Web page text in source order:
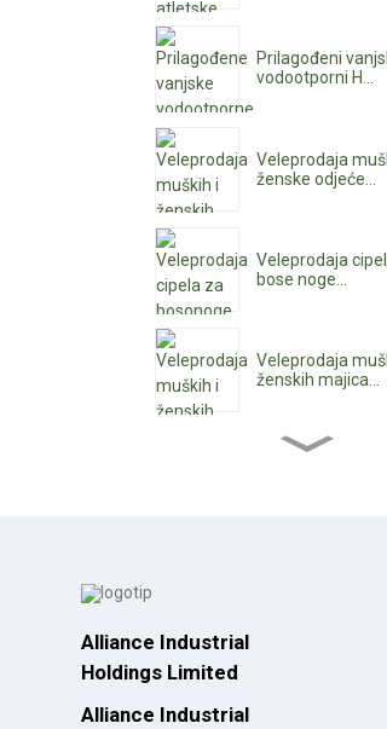
Prilagođeni
vodootporni H...
Veleprodaja
ženske odjeće...
Veleprodaja
bose noge...
Veleprodaja
ženskih majica...
Alliance Industrial
Holdings Limited
Alliance Industrial